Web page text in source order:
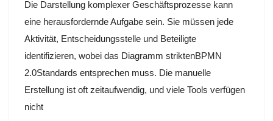
Die Darstellung komplexer Geschäftsprozesse kann
eine herausfordernde Aufgabe sein. Sie müssen jede
Aktivität, Entscheidungsstelle und Beteiligte
identifizieren, wobei das Diagramm striktenBPMN
2.0Standards entsprechen muss. Die manuelle
Erstellung ist oft zeitaufwendig, und viele Tools verfügen
nicht